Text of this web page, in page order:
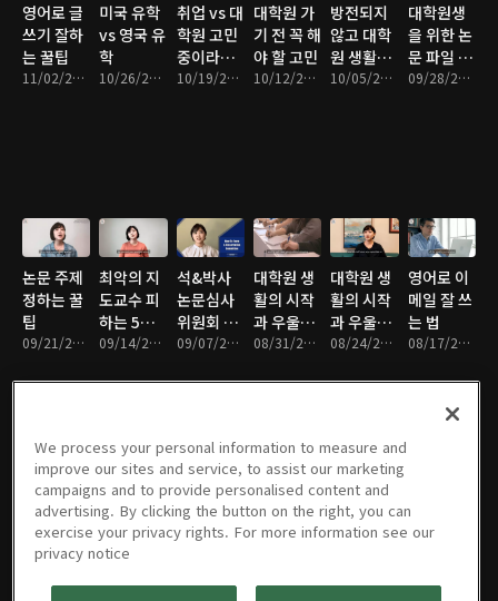
영어로 글
쓰기 잘하
는 꿀팁
11/02/2021 • 13분
미국 유학
vs 영국 유
학
10/26/2021 • 14분
취업 vs 대
학원 고민
중이라
면?!
10/19/2021 • 13분
대학원 가
기 전 꼭 해
야 할 고민
10/12/2021 • 11분
방전되지
않고 대학
원 생활하
는 팁
10/05/2021 • 11분
대학원생
을 위한 논
문 파일 정
리 똑소리
09/28/2021 • 16분
논문 주제
정하는 꿀
팁
09/21/2021 • 11분
최악의 지
도교수 피
하는 5가
지 방법 09/14/2021 • 10분
석&박사
논문심사
위원회 구
성 꿀팁 09/07/2021 • 12분
대학원 생
활의 시작
과 우울증
(Part 2)08/31/2021 • 10분
대학원 생
활의 시작
과 우울증
(Part 1)08/24/2021 • 11분
영어로 이
메일 잘 쓰
는 법
08/17/2021 • 11분
영어 발표
공포증 극
복 방법
08/10/2021 • 14분
영어 못해
도 미국 대
학원 토론
성적 잘 받
는 방법
08/03/2021 • 12분
내 연구 업
적을 늘려
준 2가지
비밀 문서
07/27/2021 • 7분
나의 미국
유학 첫학
기
07/20/2021 • 6분
대학원 생
활 성공 비
밀 무기 만
들기
07/13/2021 • 8분
We process your personal information to measure and
improve our sites and service, to assist our marketing
campaigns and to provide personalised content and
advertising. By clicking the button on the right, you can
exercise your privacy rights. For more information see our
privacy notice